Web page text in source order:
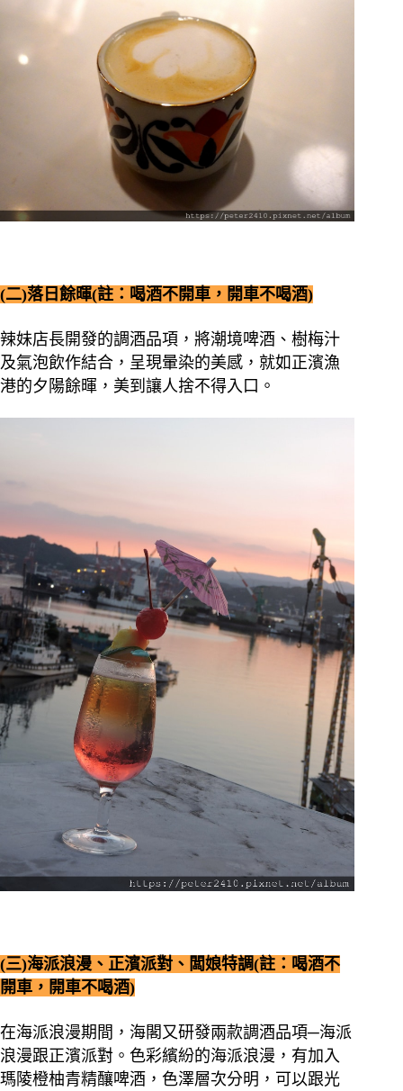
(二)落日餘暉(註：喝酒不開車，開車不喝酒)
辣妹店長開發的調酒品項，將潮境啤酒、樹梅汁
及氣泡飲作結合，呈現暈染的美感，就如正濱漁
港的夕陽餘暉，美到讓人捨不得入口。
(三)海派浪漫、正濱派對、闆娘特調(註：喝酒不
開車，開車不喝酒)
在海派浪漫期間，海閣又研發兩款調酒品項─海派
浪漫跟正濱派對。 色彩繽紛的海派浪漫，有加入
瑪陵橙柚青精釀啤酒，色澤層次分明，可以跟光